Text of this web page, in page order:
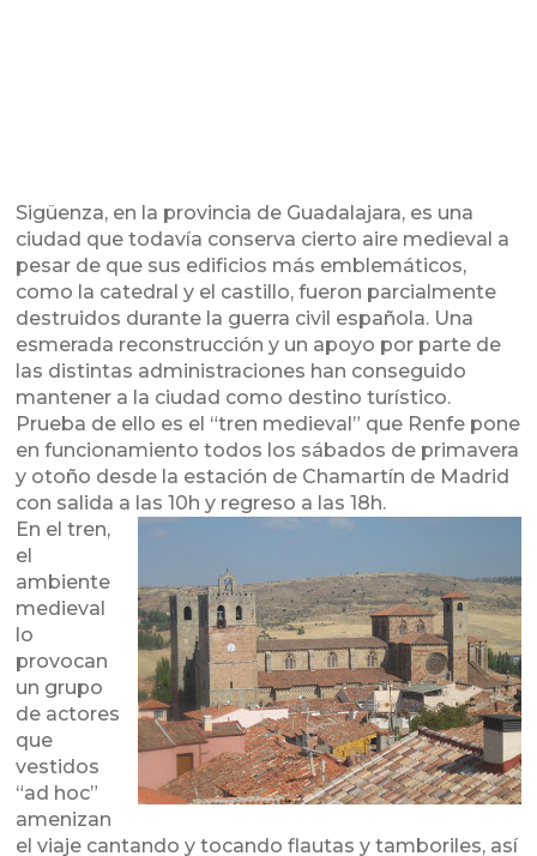
Sigüenza, en la provincia de Guadalajara, es una
ciudad que todavía conserva cierto aire medieval a
pesar de que sus edificios más emblemáticos,
como la catedral y el castillo, fueron parcialmente
destruidos durante la guerra civil española. Una
esmerada reconstrucción y un apoyo por parte de
las distintas administraciones han conseguido
mantener a la ciudad como destino turístico.
Prueba de ello es el “tren medieval” que Renfe pone
en funcionamiento todos los sábados de primavera
y otoño desde la estación de Chamartín de Madrid
con salida a las 10h y regreso a las 18h.
En eltren,
el
ambiente
medieval
lo
provocan
un grupo
de actores
que
vestidos
“ad hoc”
amenizan
el viaje cantando y tocando flautas y tamboriles, así